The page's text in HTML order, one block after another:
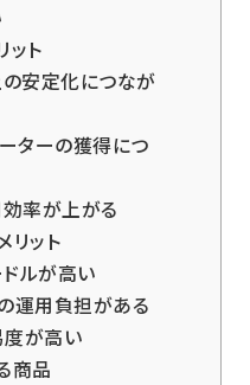
ット
安定化につなが
ターの獲得につ
率が上がる
リット
ルが高い
運用負担がある
が高い
商品